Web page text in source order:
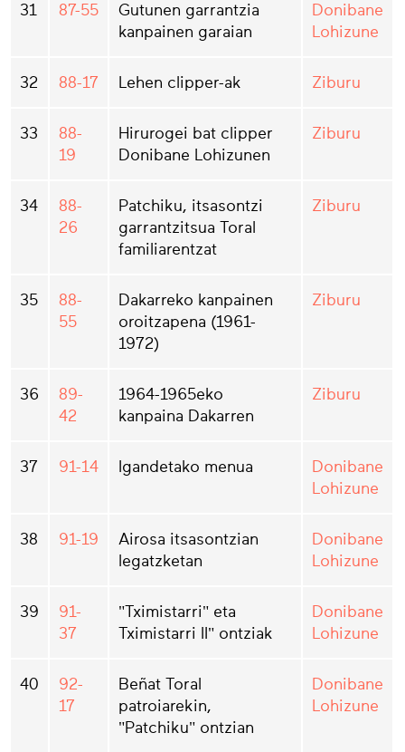
31 87-55
Gutunen garrantzia
kanpainen garaian
Donibane
Lohizune
32 88-17 Lehen clipper-ak Ziburu
33
88-
19
Hirurogei bat clipper
Donibane Lohizunen
Ziburu
34
88-
26
Patchiku, itsasontzi
garrantzitsua Toral
familiarentzat
Ziburu
35
88-
55
Dakarreko kanpainen
oroitzapena (1961-
1972)
Ziburu
36
89-
42
1964-1965eko
kanpaina Dakarren
Ziburu
37 91-14 Igandetako menua
Donibane
Lohizune
38 91-19
Airosa itsasontzian
legatzketan
Donibane
Lohizune
39
91-
37
"Tximistarri" eta
Tximistarri II" ontziak
Donibane
Lohizune
40
92-
17
Beñat Toral
patroiarekin,
"Patchiku" ontzian
Donibane
Lohizune